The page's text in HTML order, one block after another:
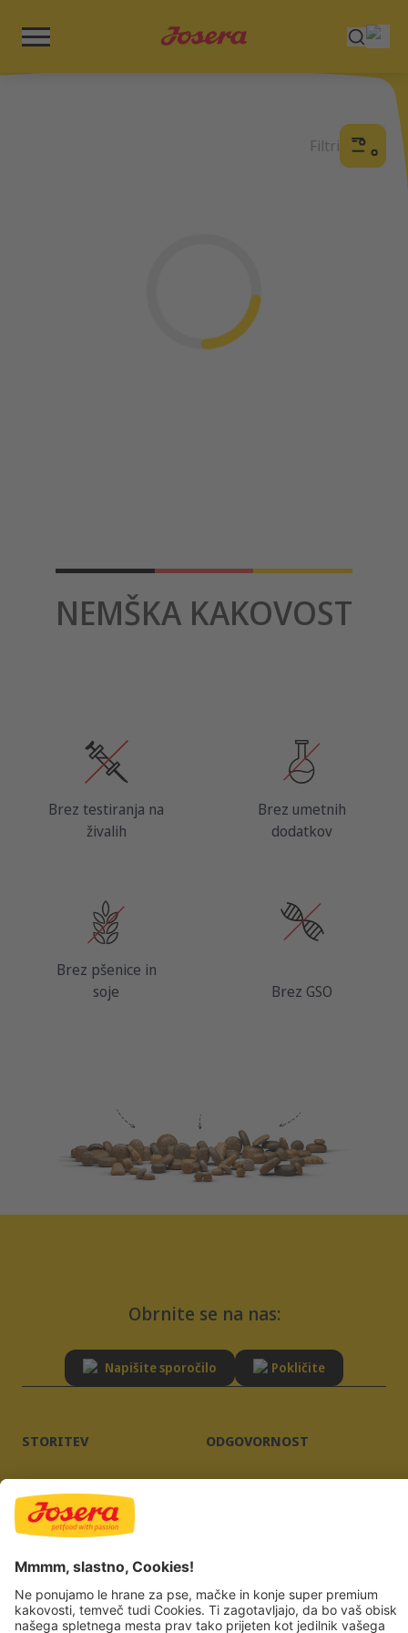
Filtri
NEMŠKA KAKOVOST
Brez testiranja na
živalih
Brez umetnih
dodatkov
Brez pšenice in
soje
Brez GSO
Obrnite se na nas:
Napišite sporočilo Pokličite
STORITEV
Nasveti
Pogosto zastavljena vprašanja
Kolofon
Pravilnik o zasebnosti
ODGOVORNOST